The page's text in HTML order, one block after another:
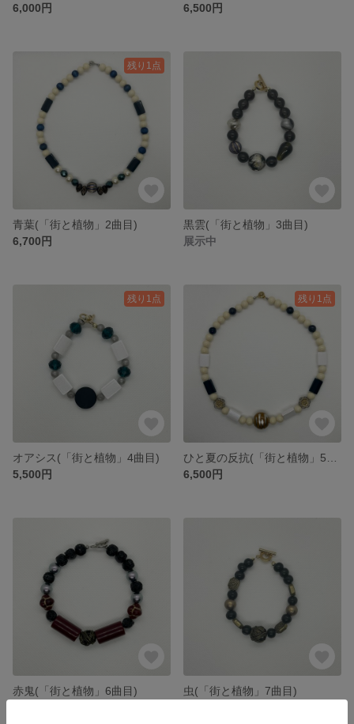
6,000円
6,500円
残り1点
青葉(「街と植物」2曲目)
6,700円
黒雲(「街と植物」3曲目)
展示中
残り1点
オアシス(「街と植物」4曲目)
5,500円
残り1点
6,500円
赤鬼(「街と植物」6曲目)
虫(「街と植物」7曲目)